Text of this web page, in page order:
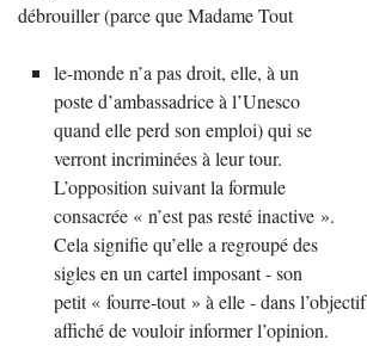
débrouiller (parce que Madame Tout
le-monde n’a pas droit, elle, à un
poste d’ambassadrice à l’Unesco
quand elle perd son emploi) qui se
verront incriminées à leur tour.
L’opposition suivant la formule
consacrée « n’est pas resté inactive ».
Cela signifie qu’elle a regroupé des
sigles en un cartel imposant - son
petit « fourre-tout » à elle - dans l’objectif
affiché de vouloir informer l’opinion.